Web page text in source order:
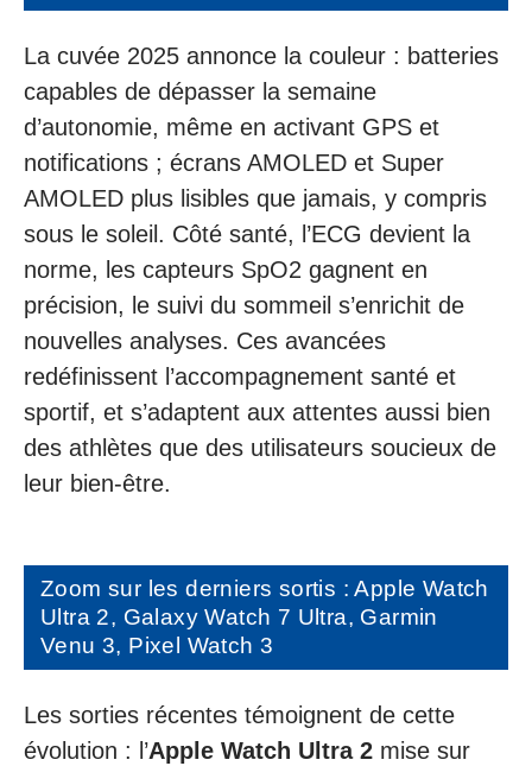
La cuvée 2025 annonce la couleur : batteries
capables de dépasser la semaine
d’autonomie, même en activant GPS et
notifications ; écrans AMOLED et Super
AMOLED plus lisibles que jamais, y compris
sous le soleil. Côté santé, l’ECG devient la
norme, les capteurs SpO2 gagnent en
précision, le suivi du sommeil s’enrichit de
nouvelles analyses. Ces avancées
redéfinissent l’accompagnement santé et
sportif, et s’adaptent aux attentes aussi bien
des athlètes que des utilisateurs soucieux de
leur bien-être.
Zoom sur les derniers sortis : Apple Watch
Ultra 2, Galaxy Watch 7 Ultra, Garmin
Venu 3, Pixel Watch 3
Les sorties récentes témoignent de cette
évolution : l’Apple Watch Ultra 2 mise sur